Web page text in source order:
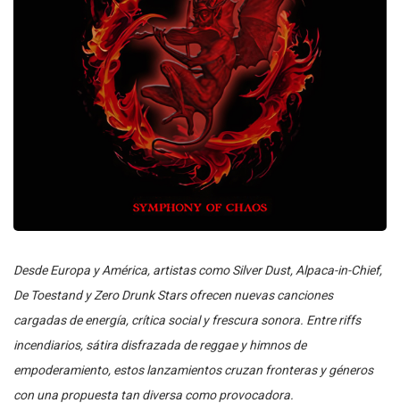
Desde Europa y América, artistas como Silver Dust, Alpaca-in-Chief,
De Toestand y Zero Drunk Stars ofrecen nuevas canciones
cargadas de energía, crítica social y frescura sonora. Entre riffs
incendiarios, sátira disfrazada de reggae y himnos de
empoderamiento, estos lanzamientos cruzan fronteras y géneros
con una propuesta tan diversa como provocadora.